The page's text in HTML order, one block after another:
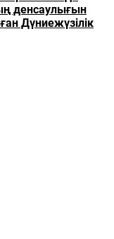
денсаулығын
Дүниежүзілік